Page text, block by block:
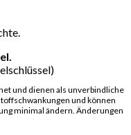
und dienen als unverbindliche
und können
minimal ändern. Änderungen